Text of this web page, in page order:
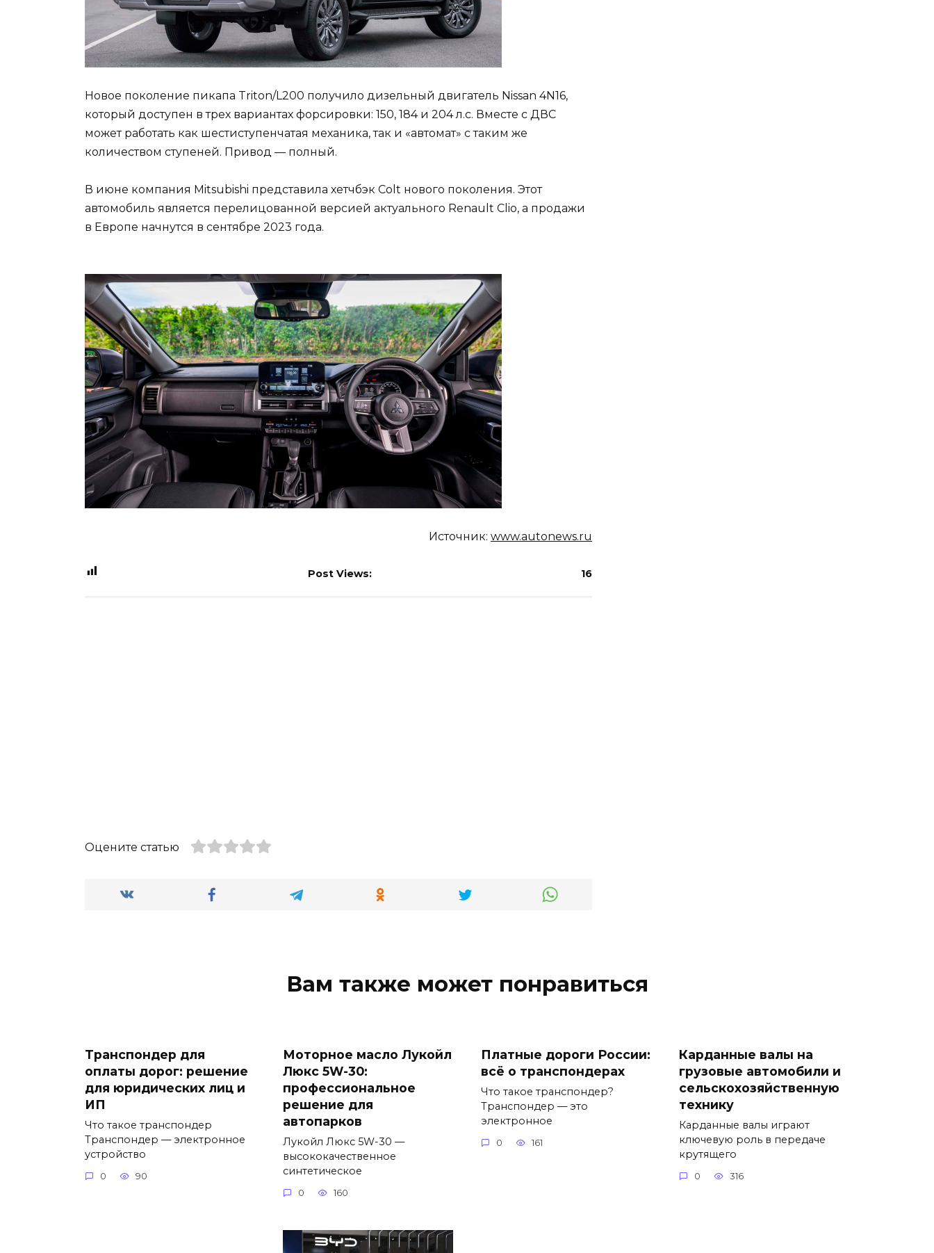
Новое поколение пикапа Triton/L200 получило дизельный двигатель Nissan 4N16,
который доступен в трех вариантах форсировки: 150, 184 и 204 л.с. Вместе с ДВС
может работать как шестиступенчатая механика, так и «автомат» с таким же
количеством ступеней. Привод — полный.
В июне компания Mitsubishi представила хетчбэк Colt нового поколения. Этот
автомобиль является перелицованной версией актуального Renault Clio, а продажи
в Европе начнутся в сентябре 2023 года.
Источник: www.autonews.ru
Post Views: 16
Оцените статью
Вам также может понравиться
Транспондер для
оплаты дорог: решение
для юридических лиц и
ИП
Что такое транспондер
Транспондер — электронное
устройство
0 90
Моторное масло Лукойл
Люкс 5W-30:
профессиональное
решение для
автопарков
Лукойл Люкс 5W-30 —
высококачественное
синтетическое
0 160
Платные дороги России:
всё о транспондерах
Что такое транспондер?
Транспондер — это
электронное
0 161
Карданные валы на
грузовые автомобили и
сельскохозяйственную
технику
Карданные валы играют
ключевую роль в передаче
крутящего
0 316